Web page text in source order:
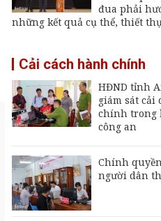
Giang
sớm đưa
lại
đua phải
những kết quả cụ thể, thiết
Cải cách hành chính
HĐND tỉnh
giám sát cải
chính trong
công an
Chính
người dân